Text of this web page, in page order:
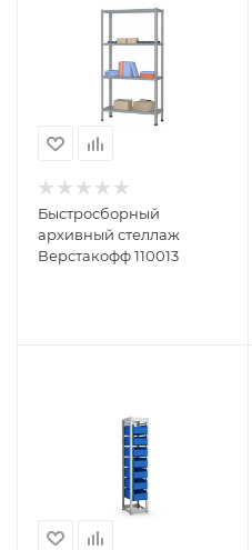
Быстросборный
архивный стеллаж
Верстакофф 110013